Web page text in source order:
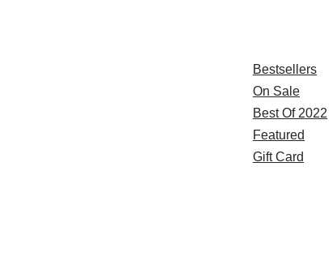
Bestsellers
On Sale
Best Of 2022
Featured
Gift Card